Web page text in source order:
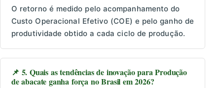
O retorno é medido pelo acompanhamento do
Custo Operacional Efetivo (COE) e pelo ganho de
produtividade obtido a cada ciclo de produção.
📌 5. Quais as tendências de inovação para Produção
de abacate ganha força no Brasil em 2026?